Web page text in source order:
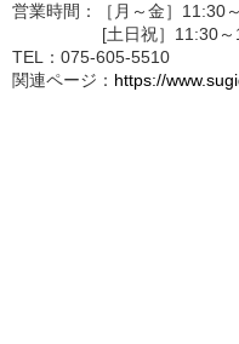
営業時間：［月～金］
[土日祝］11:30～
TEL：075-605-5510
関連ページ： https://